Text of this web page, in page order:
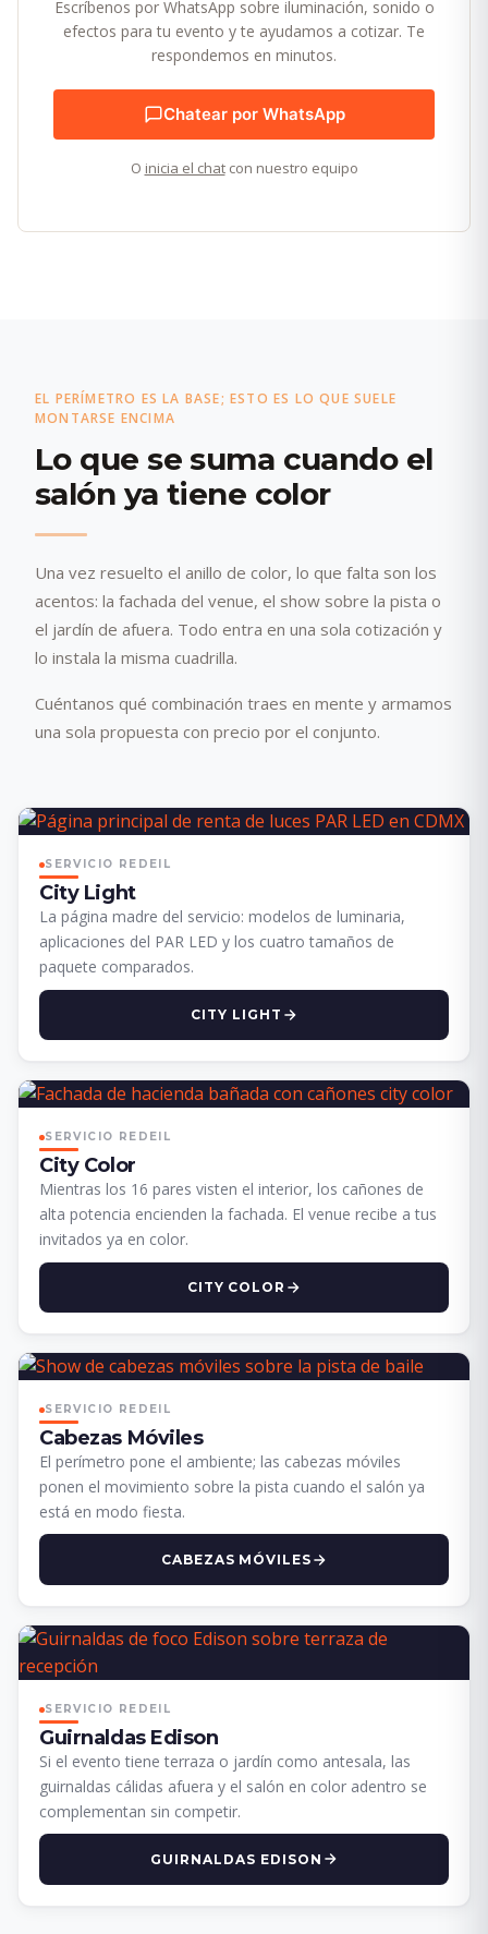
Escríbenos por WhatsApp sobre iluminación, sonido o
efectos para tu evento y te ayudamos a cotizar. Te
respondemos en minutos.
Chatear por WhatsApp
O inicia el chatcon nuestro equipo
EL PERÍMETRO ES LA BASE; ESTO ES LO QUE SUELE
MONTARSE ENCIMA
Lo que se suma cuando el
salón ya tiene color
Una vez resuelto el anillo de color, lo que falta son los
acentos: la fachada del venue, el show sobre la pista o
el jardín de afuera. Todo entra en una sola cotización y
lo instala la misma cuadrilla.
Cuéntanos qué combinación traes en mente y armamos
una sola propuesta con precio por el conjunto.
SERVICIO REDEIL
City Light
La página madre del servicio: modelos de luminaria,
aplicaciones del PAR LED y los cuatro tamaños de
paquete comparados.
CITY LIGHT
SERVICIO REDEIL
City Color
Mientras los 16 pares visten el interior, los cañones de
alta potencia encienden la fachada. El venue recibe a tus
invitados ya en color.
CITY COLOR
SERVICIO REDEIL
Cabezas Móviles
El perímetro pone el ambiente; las cabezas móviles
ponen el movimiento sobre la pista cuando el salón ya
está en modo fiesta.
CABEZAS MÓVILES
SERVICIO REDEIL
Guirnaldas Edison
Si el evento tiene terraza o jardín como antesala, las
guirnaldas cálidas afuera y el salón en color adentro se
complementan sin competir.
GUIRNALDAS EDISON